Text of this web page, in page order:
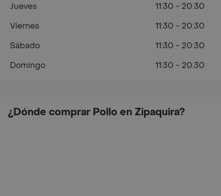
¿Dónde comprar Pollo en Zipaquira?
Jueves
11:30 - 20:30
Viernes
11:30 - 20:30
Sábado
11:30 - 20:30
Domingo
11:30 - 20:30